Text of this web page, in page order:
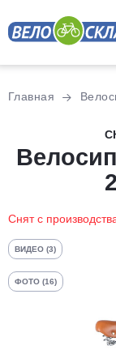
Главная
Снят с
ВИДЕО (3)
ФОТО (16)
оплату
без
График